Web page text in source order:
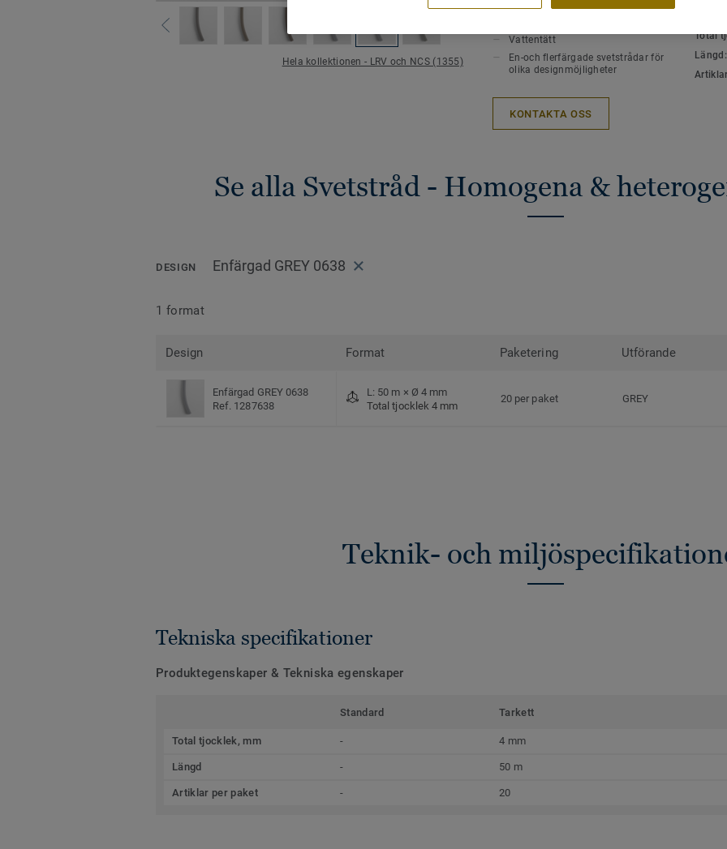
Hela kollektionen - LRV och NCS (1355)
ytor i offentliga miljöer för en perfekt
Ytor som är sammanfogade med
eftersom smuts inte fastnar i skarvarna
Vattentätt
En-och flerfärgade svetstrådar för
olika designmöjligheter
Total
KONTAKTA OSS
Se alla Svetstråd - Homogena &
DESIGN Enfärgad GREY 0638
1 format
Design Format Paketering Utförande
Enfärgad GREY 0638
Ref. 1287638
L: 50 m × Ø 4 mm
Total tjocklek 4 mm
20 per paket GREY
Teknik- och
Tekniska specifikationer
Produktegenskaper & Tekniska egenskaper
Standard Tarkett
Total tjocklek, mm - 4 mm
Längd - 50 m
Artiklar per paket - 20